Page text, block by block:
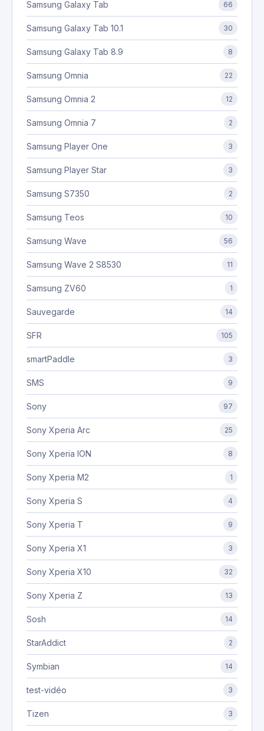
Samsung Galaxy Tab 66
Samsung Galaxy Tab 10.1 30
Samsung Galaxy Tab 8.9 8
Samsung Omnia 22
Samsung Omnia 2 12
Samsung Omnia 7 2
Samsung Player One 3
Samsung Player Star 3
Samsung S7350 2
Samsung Teos 10
Samsung Wave 56
Samsung Wave 2 S8530 11
Samsung ZV60 1
Sauvegarde 14
SFR 105
smartPaddle 3
SMS 9
Sony 97
Sony Xperia Arc 25
Sony Xperia ION 8
Sony Xperia M2 1
Sony Xperia S 4
Sony Xperia T 9
Sony Xperia X1 3
Sony Xperia X10 32
Sony Xperia Z 13
Sosh 14
StarAddict 2
Symbian 14
test-vidéo 3
Tizen 3